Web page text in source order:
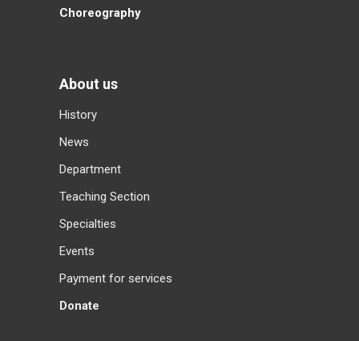
Choreography
About us
History
News
Department
Teaching Section
Specialties
Events
Payment for services
Donate